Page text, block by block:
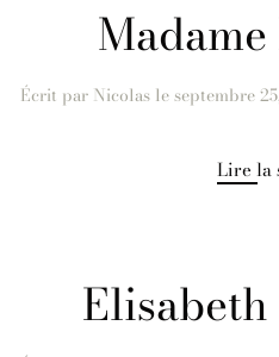
Écrit par Nicolasleseptembre
Lire la